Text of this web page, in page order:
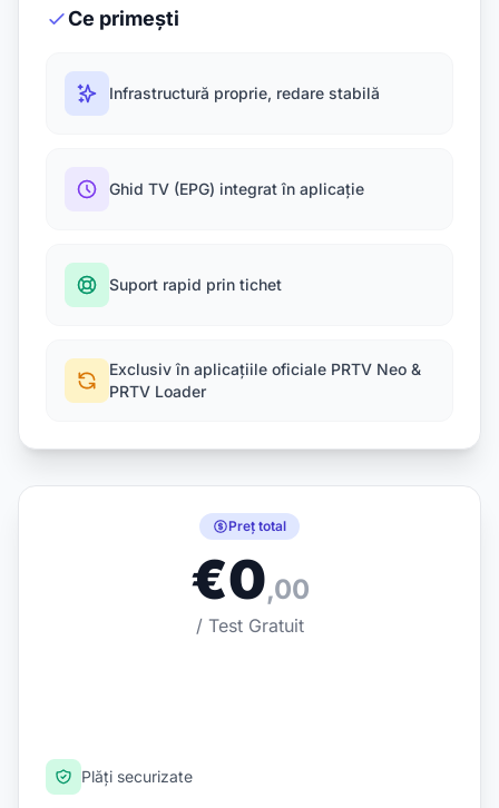
Ce primești
Infrastructură proprie, redare stabilă
Ghid TV (EPG) integrat în aplicație
Suport rapid prin tichet
Exclusiv în aplicațiile oficiale PRTV Neo &
PRTV Loader
Preț total
€0,00
/ Test Gratuit
Plăți securizate